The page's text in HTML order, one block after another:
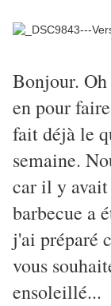
Bonjour.
en pour
fait déjà le
semaine.
car il y
barbecue a
j'ai préparé
vous
ensoleillé...